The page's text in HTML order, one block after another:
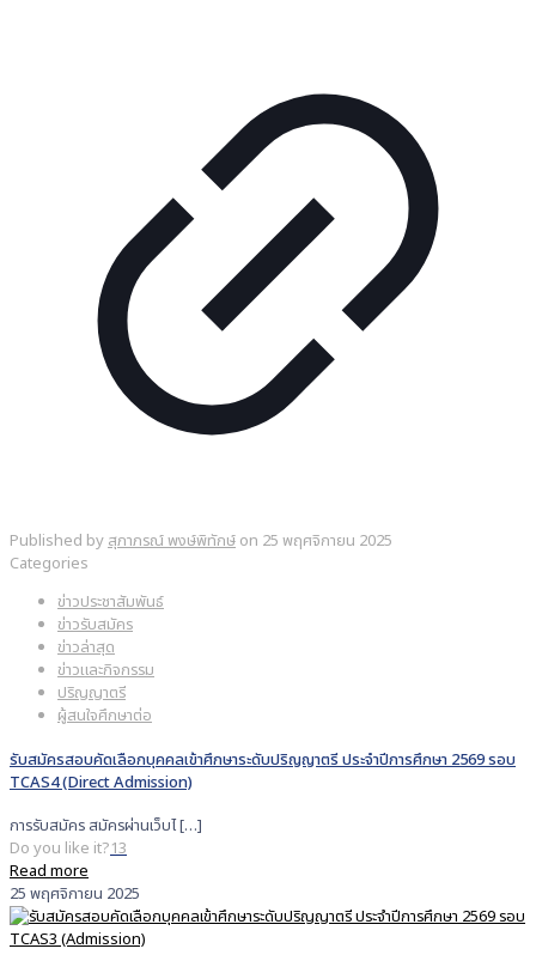
Published byสุภาภรณ์ พงษ์พิทักษ์ on 25 พฤศจิกายน 2025
Categories
ข่าวประชาสัมพันธ์
ข่าวรับสมัคร
ข่าวล่าสุด
ข่าวและกิจกรรม
ปริญญาตรี
ผู้สนใจศึกษาต่อ
รับสมัครสอบคัดเลือกบุคคลเข้าศึกษาระดับปริญญาตรี ประจำปีการศึกษา 2569 รอบ
TCAS4 (Direct Admission)
การรับสมัคร สมัครผ่านเว็บไ[…]
Do you like it?13
Read more
25 พฤศจิกายน 2025